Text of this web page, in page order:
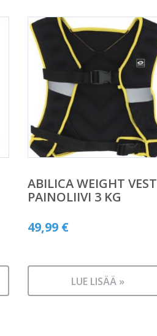
ABILICA WEIGHT VEST
PAINOLIIVI 3 KG
49,99 €
LUE LISÄÄ »